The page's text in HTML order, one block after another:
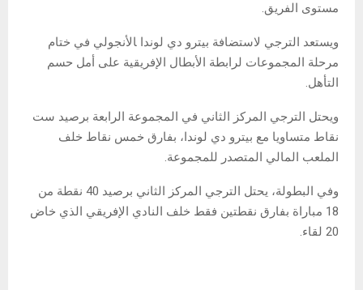
مستوى الفريق.
ويستعد الترجي لاستضافة بيترو دي لوندا ‍الأنجولي في ختام
مرحلة المجموعات ⁠لرابطة الأبطال الإفريقية على أمل حسم
التأهل.
ويحتل الترجي المركز الثاني في المجموعة الرابعة برصيد ست
نقاط متساويا مع بيترو دي لوندا، بفارق ​خمس نقاط خلف
الملعب المالي المتصدر للمجموعة.
وفي البطولة، يحتل الترجي المركز الثاني برصيد 40 ​نقطة من
18 مباراة بفارق نقطتين فقط خلف النادي الإفريقي الذي خاض
20 ​لقاء.